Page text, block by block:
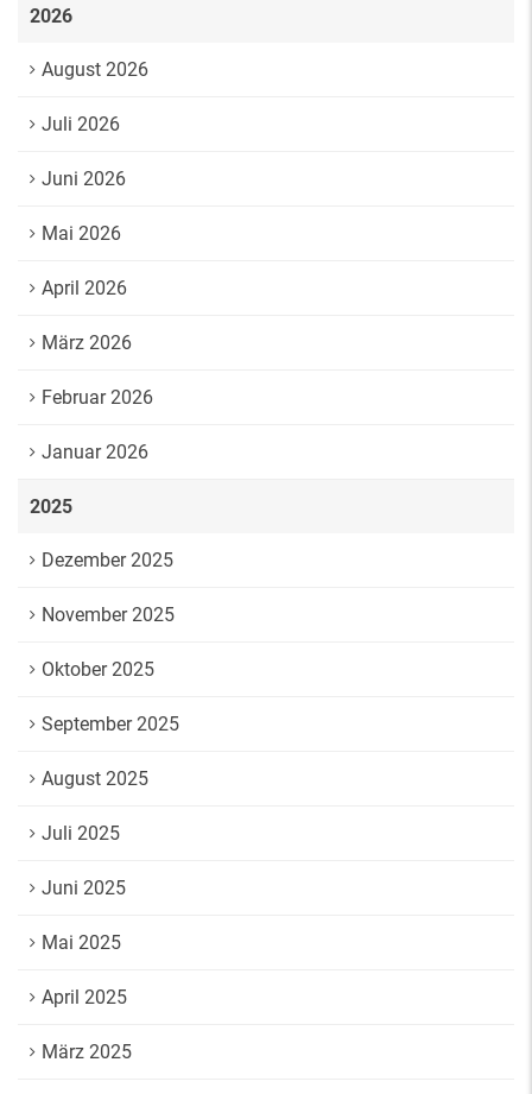
2026
August 2026
Juli 2026
Juni 2026
Mai 2026
April 2026
März 2026
Februar 2026
Januar 2026
2025
Dezember 2025
November 2025
Oktober 2025
September 2025
August 2025
Juli 2025
Juni 2025
Mai 2025
April 2025
März 2025